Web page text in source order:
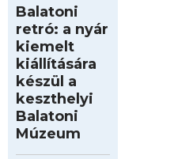
Balatoni
retró: a nyár
kiemelt
kiállítására
készül a
keszthelyi
Balatoni
Múzeum